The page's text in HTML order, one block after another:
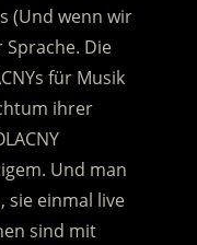
(Und wenn wir
Die
für Musik
ihrer
Und man
sie einmal live
sind mit